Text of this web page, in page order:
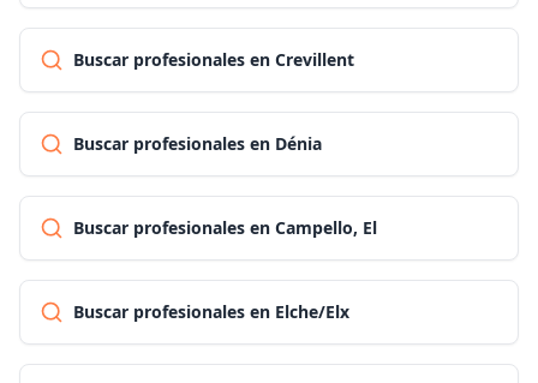
Buscar profesionales en Crevillent
Buscar profesionales en Dénia
Buscar profesionales en Campello, El
Buscar profesionales en Elche/Elx